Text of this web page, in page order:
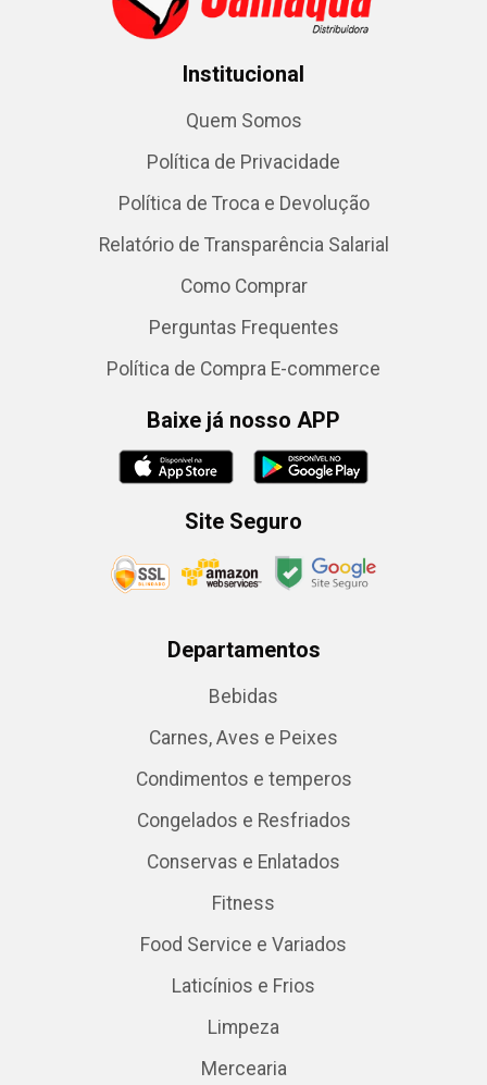
Institucional
Quem Somos
Política de Privacidade
Política de Troca e Devolução
Relatório de Transparência Salarial
Como Comprar
Perguntas Frequentes
Política de Compra E-commerce
Baixe já nosso APP
Site Seguro
Departamentos
Bebidas
Carnes, Aves e Peixes
Condimentos e temperos
Congelados e Resfriados
Conservas e Enlatados
Fitness
Food Service e Variados
Laticínios e Frios
Limpeza
Mercearia